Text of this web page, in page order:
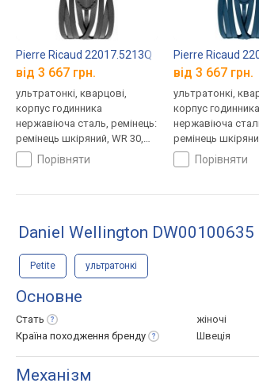
Pierre Ricaud 22017.5213Q
від 3 667 грн.
ультратонкі, кварцові,
корпус годинника
нержавіюча сталь, ремінець:
ремінець шкіряний, WR 30,
Німеччинапорівняти
Pierre Ricaud
від 3 667 грн.
ультратонкі,
корпус годинника
нержавіюча
ремінець
Німеччинапорівняти
Daniel Wellington DW00100635
Petite ультратонкі
Основне
Стать
жіночі
Країна походження бренду Швеція
Механізм